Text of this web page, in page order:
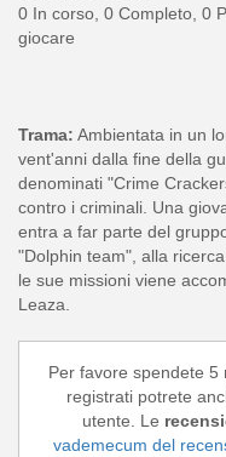
0 In corso, 0 Completo, 0
giocare
Trama: Ambientata in un
vent'anni dalla fine della
denominati "Crime
contro i criminali. Una
entra a far parte del
"Dolphin team", alla
le sue missioni viene
Leaza.
Per favore spendete 5
registrati potrete
utente. Le
vademecum del